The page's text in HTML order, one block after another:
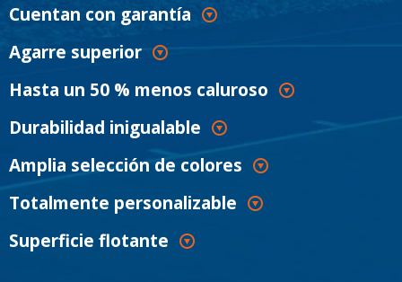
Cuentan con garantía
Agarre superior
Hasta un 50 % menos caluroso
Durabilidad inigualable
Amplia selección de colores
Totalmente personalizable
Superficie flotante